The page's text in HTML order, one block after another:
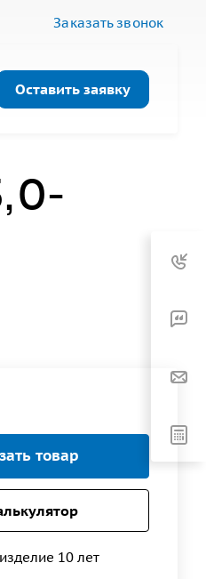
Заказать звонок
Оставить заявку
товар
10 лет